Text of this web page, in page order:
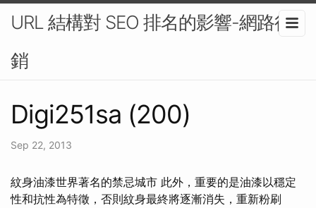
URL 結構對 SEO 排名的影響-網路行
銷
Digi251sa (200)
Sep 22, 2013
紋身油漆世界​​著名的禁忌城市 此外，重要的是油漆以穩定
性和抗性為特徵，否則紋身最終將逐漸消失，重新粉刷